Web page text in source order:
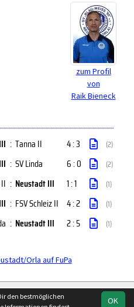
zum Profil
von
Raik Bieneck
: Tanna II 4 : 3 (2)
: SV Linda 6 : 0 (2)
: Neustadt III 1 : 1 (1)
: FSV Schleiz II 4 : 2 (1)
: Neustadt III 2 : 5 (1)
Orla auf FuPa
OK
den bestmöglichen